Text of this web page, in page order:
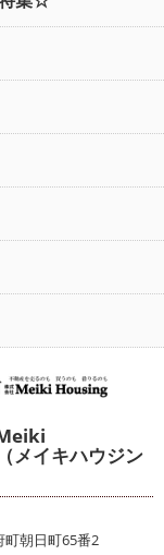
メイキハウジン
町朝日町65番2